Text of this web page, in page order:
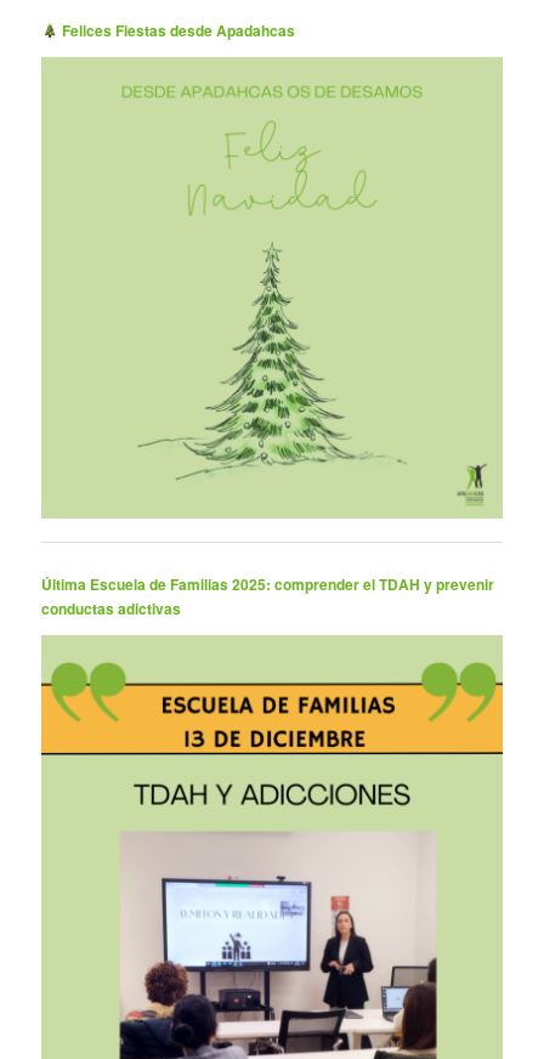
Felices Fiestas desde Apadahcas
Última Escuela de Familias 2025: comprender el TDAH y prevenir
conductas adictivas